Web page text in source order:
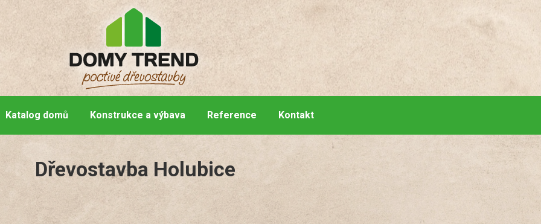
Katalog domů Konstrukce a výbava Reference Kontakt
Dřevostavba Holubice